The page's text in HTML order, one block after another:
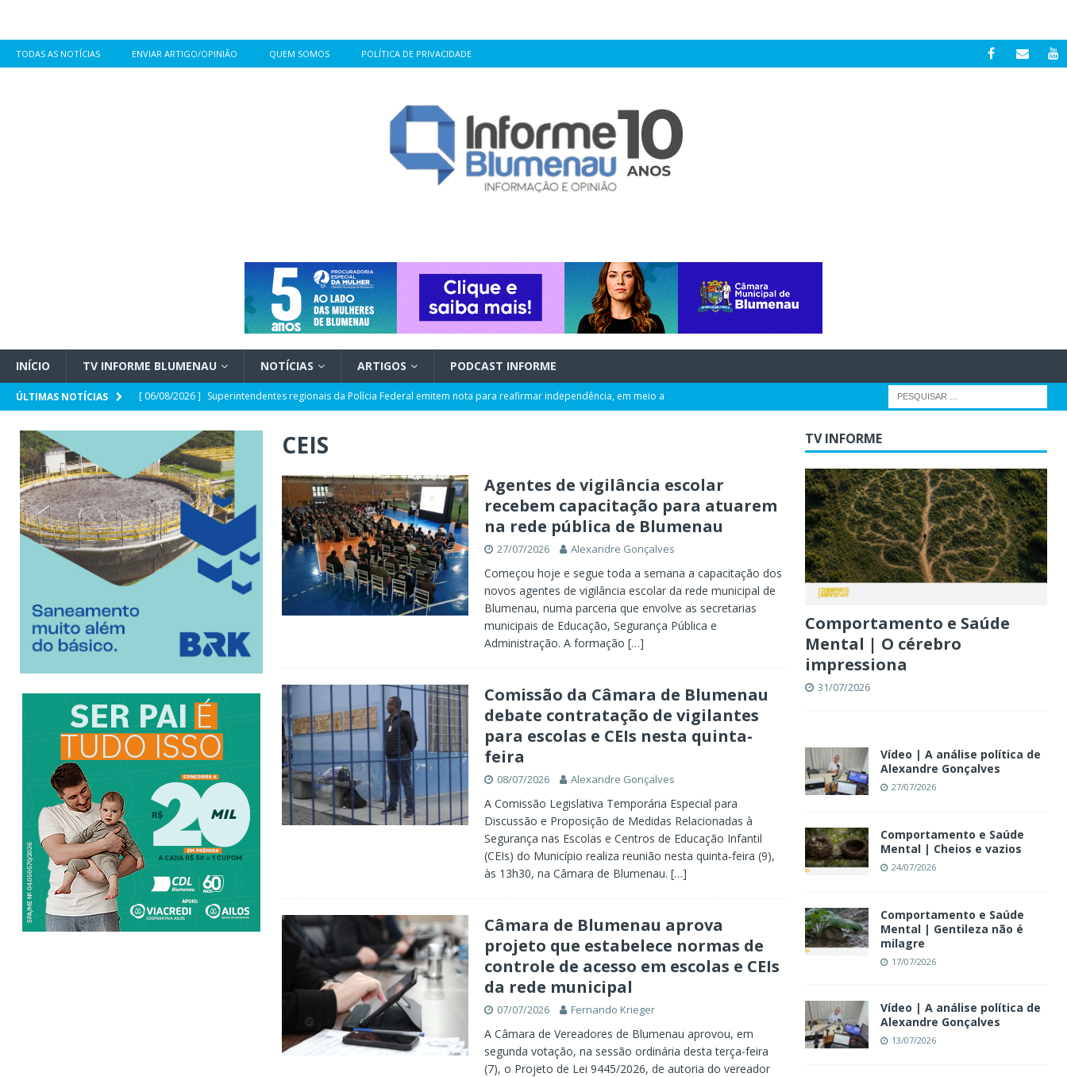
TODAS AS NOTÍCIAS ENVIAR ARTIGO/OPINIÃO QUEM SOMOS POLÍTICA DE PRIVACIDADE
INÍCIO TV INFORME BLUMENAU NOTÍCIAS ARTIGOS PODCAST INFORME
ÚLTIMAS NOTÍCIAS [ 06/08/2026 ] Superintendentes regionais da Polícia Federal emitem nota para reafirmar independência, em meio a
[ 06/08/2026 ] Defesa Civil de SC monitora formação de ciclone-bomba no Sul do Brasil; entenda como o fenômeno se
forma e quais os impactos no estado
GERAL
[ 05/08/2026 ] Banco Central reduz Selic a 14% ao ano com corte de 0,25 ponto pela quarta vez
POLÍTICA
[ 05/08/2026 ]
CDL Conecta 2026 debate inteligência artificial, expansão de negócios e liderança em Blumenau
GERAL
[ 05/08/2026 ]
Parceria CRECI-SC e Sebrae/SC: maior programa de capacitação do mercado imobiliário realiza palestras
sobre Reforma Tributária em Blumenau
GERAL
[ 05/08/2026 ]
Spaten Tisch chega à Oktoberfest de Blumenau para celebrar o ritual da cerveja e dos encontros
CEIS
Agentes de vigilância escolar
recebem capacitação para atuarem
na rede pública de Blumenau
27/07/2026 Alexandre Gonçalves
Começou hoje e segue toda a semana a capacitação dos
novos agentes de vigilância escolar da rede municipal de
Blumenau, numa parceria que envolve as secretarias
municipais de Educação, Segurança Pública e
Administração. A formação […]
Comissão da Câmara de Blumenau
debate contratação de vigilantes
para escolas e CEIs nesta quinta-
feira
08/07/2026 Alexandre Gonçalves
A Comissão Legislativa Temporária Especial para
Discussão e Proposição de Medidas Relacionadas à
Segurança nas Escolas e Centros de Educação Infantil
(CEIs) do Município realiza reunião nesta quinta-feira (9),
às 13h30, na Câmara de Blumenau. […]
Câmara de Blumenau aprova
projeto que estabelece normas de
controle de acesso em escolas e CEIs
da rede municipal
07/07/2026 Fernando Krieger
A Câmara de Vereadores de Blumenau aprovou, em
segunda votação, na sessão ordinária desta terça-feira
(7), o Projeto de Lei 9445/2026, de autoria do vereador
TV INFORME
Comportamento e Saúde
Mental | O cérebro
impressiona
31/07/2026
Vídeo | A análise política de
Alexandre Gonçalves
27/07/2026
Comportamento e Saúde
Mental | Cheios e vazios
24/07/2026
Comportamento e Saúde
Mental | Gentileza não é
milagre
17/07/2026
Vídeo | A análise política de
Alexandre Gonçalves
13/07/2026